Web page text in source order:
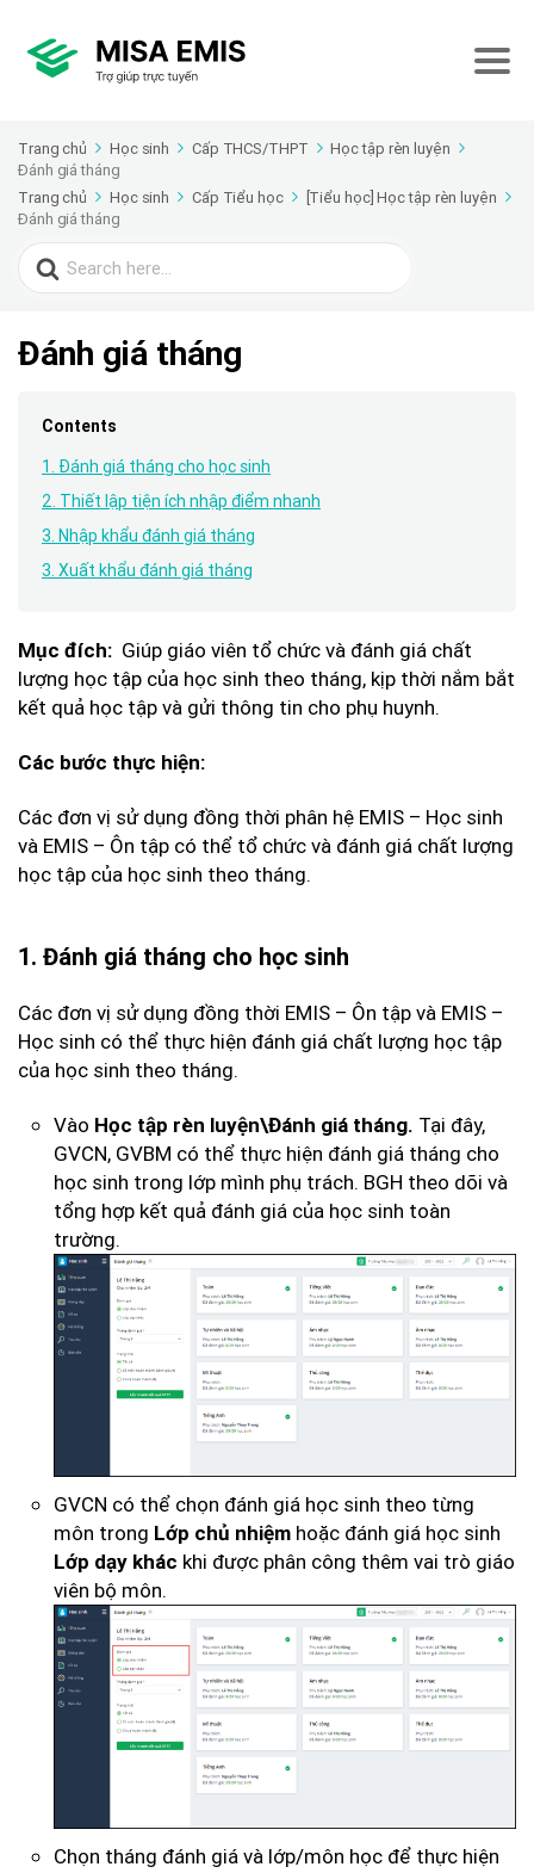
Trang chủ Học sinh Cấp THCS/THPT
Học tập rèn luyện
Đánh giá tháng
Trang chủ
Học sinh Cấp Tiểu học
[Tiểu học] Học tập rèn luyện
Đánh giá tháng
Search
for:
Đánh giá tháng
Contents
1. Đánh giá tháng cho học sinh
2. Thiết lập tiện ích nhập điểm nhanh
3. Nhập khẩu đánh giá tháng
3. Xuất khẩu đánh giá tháng
Mục đích: Giúp giáo viên tổ chức và đánh giá chất
lượng học tập của học sinh theo tháng, kịp thời nắm bắt
kết quả học tập và gửi thông tin cho phụ huynh.
Các bước thực hiện:
Các đơn vị sử dụng đồng thời phân hệ EMIS – Học sinh
và EMIS – Ôn tập có thể tổ chức và đánh giá chất lượng
học tập của học sinh theo tháng.
1. Đánh giá tháng cho học sinh
Các đơn vị sử dụng đồng thời EMIS – Ôn tập và EMIS –
Học sinh có thể thực hiện đánh giá chất lượng học tập
của học sinh theo tháng.
Vào Học tập rèn luyện\Đánh giá tháng. Tại đây,
GVCN, GVBM có thể thực hiện đánh giá tháng cho
học sinh trong lớp mình phụ trách. BGH theo dõi và
tổng hợp kết quả đánh giá của học sinh toàn
trường.
GVCN có thể chọn đánh giá học sinh theo từng
môn trong Lớp chủ nhiệm hoặc đánh giá học sinh
Lớp dạy khác khi được phân công thêm vai trò giáo
viên bộ môn.
Chọn tháng đánh giá và lớp/môn học để thực hiện